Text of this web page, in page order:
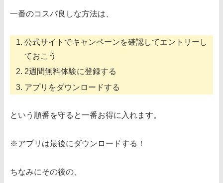
一番のコスパ良しな方法は、
公式サイトでキャンペーンを確認してエントリーし
ておこう
2週間無料体験に登録する
アプリをダウンロードする
という順番を守ると一番お得に入れます。
※アプリは最後にダウンロードする！
ちなみにその後の、